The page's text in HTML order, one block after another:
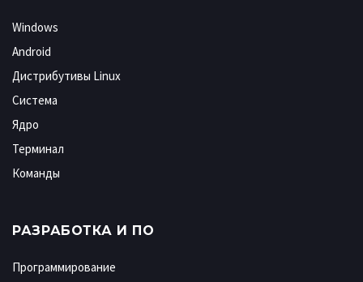
Windows
Android
Дистрибутивы Linux
Система
Ядро
Терминал
Команды
РАЗРАБОТКА И ПО
Программирование